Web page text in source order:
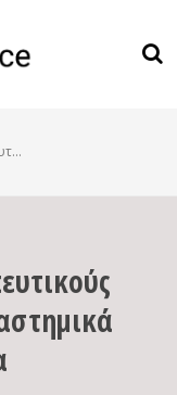
Από τους κατασκοπευτικούς δορυφόρους στα διαστημικά τηλεσκόπια